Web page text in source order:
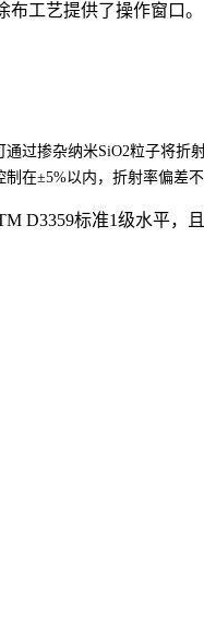
工艺提供了操作窗口。
过掺杂纳米SiO2粒子将折
在±5%以内，折射率偏差
D3359标准1级水平